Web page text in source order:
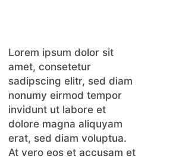
Lorem ipsum dolor sit
amet, consetetur
sadipscing elitr, sed diam
nonumy eirmod tempor
invidunt ut labore et
dolore magna aliquyam
erat, sed diam voluptua.
At vero eos et accusam et